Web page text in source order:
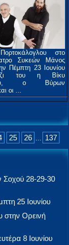
στο
Συκεών Μάνος
Πέμπτη 23 Ιουνίου
του η Βίκυ
ο Βύρων
οι ...
25 26 ... 137
Σοχού 28-29-30
25 Ιουνίου
στην Ορεινή
8 Ιουνίου